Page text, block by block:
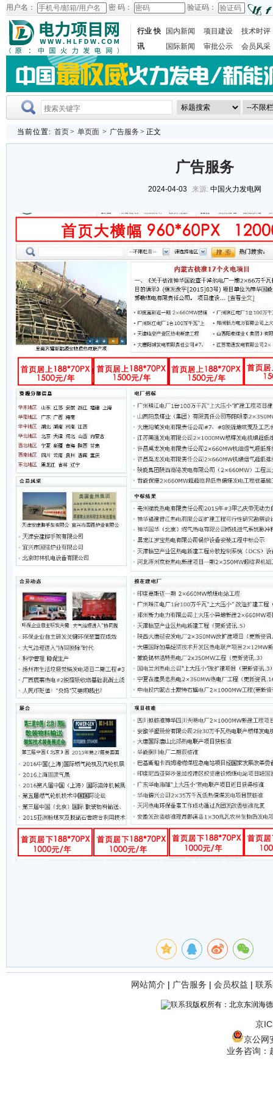
用户名： 密 码： 验证码：
行业 快
讯
国内新闻 项目建设
技术时评
国际新闻
审批公示 会员风采
当前位置: 首页> 单页面 > 广告服务 > 正文
广告服务
2024-04-03 来源: 中国火力发电网
网站简介 | 广告服务 | 会员权益 | 联
版权所有：北京东润海
京
京公网
业务咨询：